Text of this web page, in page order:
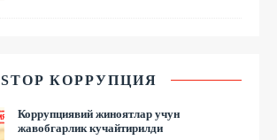
STOP КОРРУПЦИЯ
Коррупциявий жиноятлар учун
жавобгарлик кучайтирилди